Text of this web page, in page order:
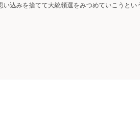
込みを捨てて大統領選をみつめていこうとい